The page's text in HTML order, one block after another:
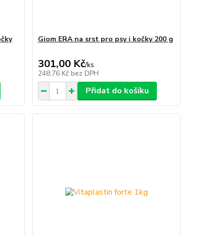
Giom ERA na srst pro psy i kočky 200 g
301,00 Kč/ks
248,76 Kč bez DPH
Přidat do košíku